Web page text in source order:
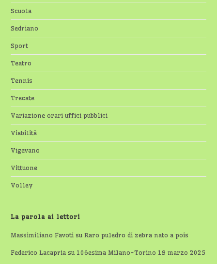
Scuola
Sedriano
Sport
Teatro
Tennis
Trecate
Variazione orari uffici pubblici
Viabilità
Vigevano
Vittuone
Volley
La parola ai lettori
Massimiliano Favoti suRaro puledro di zebra nato a pois
Federico Lacapria su 106esima Milano-Torino 19 marzo 2025